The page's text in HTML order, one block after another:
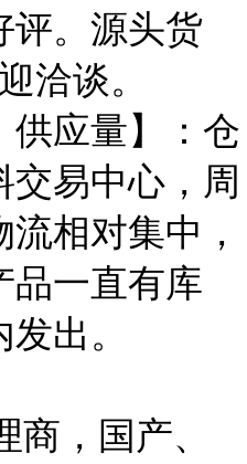
评。源头货
洽谈。
供应量】：仓
交易中心，周
相对集中，
品一直有库
出。
商，国产、